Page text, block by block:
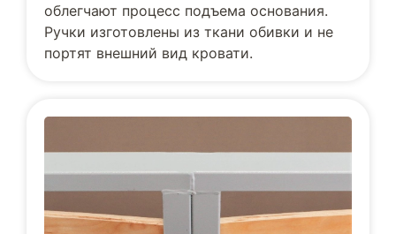
облегчают процесс подъема основания.
Ручки изготовлены из ткани обивки и не
портят внешний вид кровати.